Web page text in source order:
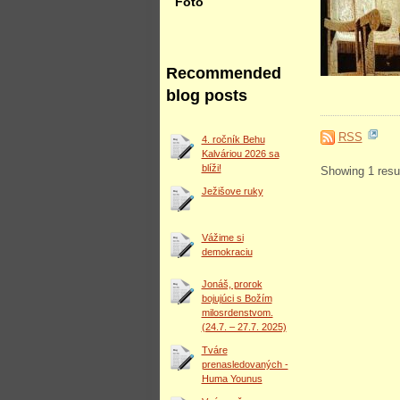
RSS
Showing 1
Recommended
blog posts
4. ročník Behu
Kalváriou 2026 sa
blíži!
Ježišove ruky
Vážime si
demokraciu
Jonáš, prorok
bojujúci s Božím
milosrdenstvom.
(24.7. – 27.7. 2025)
Tváre
prenasledovaných -
Huma Younus